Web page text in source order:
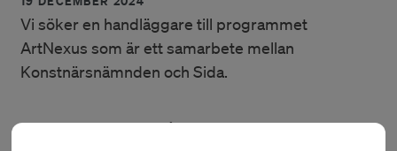
Vi söker en handläggare till programmet
ArtNexus som är ett samarbete mellan
Konstnärsnämnden och Sida.
Vill du medverka till att på ett innovativt sätt kombinera